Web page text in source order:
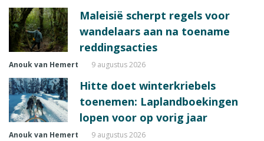
Maleisië scherpt regels voor
wandelaars aan na toename
reddingsacties
Anouk van Hemert 9 augustus 2026
Hitte doet winterkriebels
toenemen: Laplandboekingen
lopen voor op vorig jaar
Anouk van Hemert 9 augustus 2026